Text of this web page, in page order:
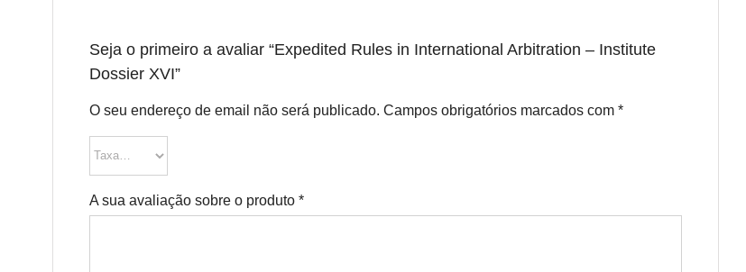
Seja o primeiro a avaliar “Expedited Rules in International Arbitration – Institute
Dossier XVI”
O seu endereço de email não será publicado. Campos obrigatórios marcados com *
A sua avaliação sobre o produto *